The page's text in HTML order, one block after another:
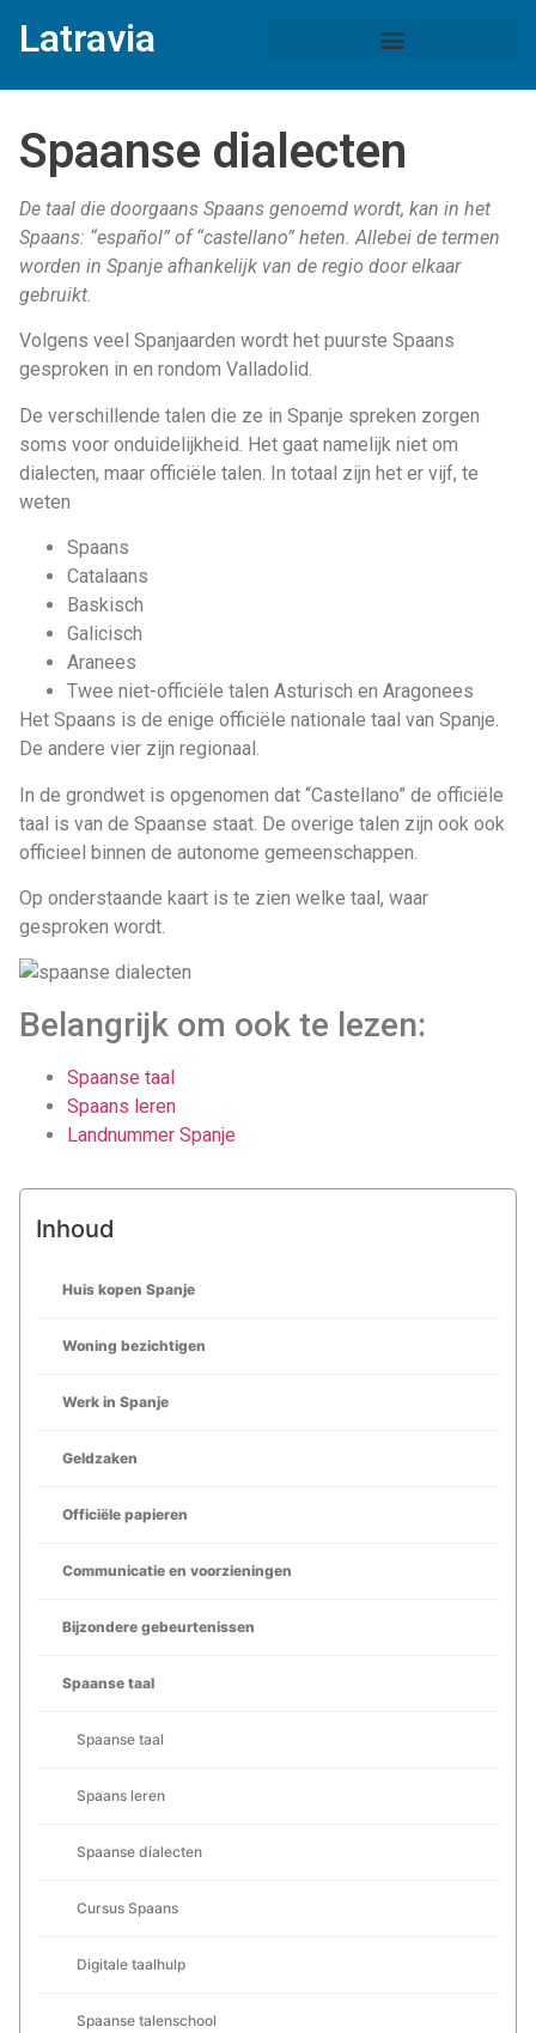
Latravia
Spaanse dialecten
De taal die doorgaans Spaans genoemd wordt, kan in het
Spaans: “español” of “castellano” heten. Allebei de termen
worden in Spanje afhankelijk van de regio door elkaar
gebruikt.
Volgens veel Spanjaarden wordt het puurste Spaans
gesproken in en rondom Valladolid.
De verschillende talen die ze in Spanje spreken zorgen
soms voor onduidelijkheid. Het gaat namelijk niet om
dialecten, maar officiële talen. In totaal zijn het er vijf, te
weten
Spaans
Catalaans
Baskisch
Galicisch
Aranees
Twee niet-officiële talen Asturisch en Aragonees
Het Spaans is de enige officiële nationale taal van Spanje.
De andere vier zijn regionaal.
In de grondwet is opgenomen dat “Castellano” de officiële
taal is van de Spaanse staat. De overige talen zijn ook ook
officieel binnen de autonome gemeenschappen.
Op onderstaande kaart is te zien welke taal, waar
gesproken wordt.
Belangrijk om ook te lezen:
Spaanse taal
Spaans leren
Landnummer Spanje
Inhoud
Huis kopen Spanje
Woning bezichtigen
Werk in Spanje
Geldzaken
Officiële papieren
Communicatie en voorzieningen
Bijzondere gebeurtenissen
Spaanse taal
Spaanse taal
Spaans leren
Spaanse dialecten
Cursus Spaans
Digitale taalhulp
Spaanse talenschool